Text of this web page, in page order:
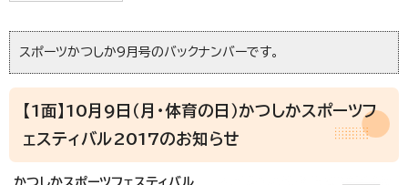
スポーツかつしか9月号のバックナンバーです。
【1面】10月9日（月・体育の日）かつしかスポーツフ
ェスティバル2017のお知らせ
かつしかスポーツフェスティバル